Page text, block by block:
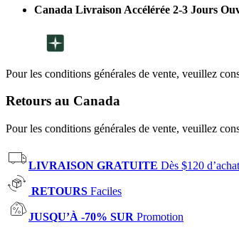
Canada Livraison Accélérée 2-3 Jours
Pour les conditions générales de vente, veuillez
Retours au Canada
Pour les conditions générales de vente, veuillez
LIVRAISON GRATUITE Dès $120 d’achat
RETOURS Faciles
JUSQU’À -70% SUR Promotion